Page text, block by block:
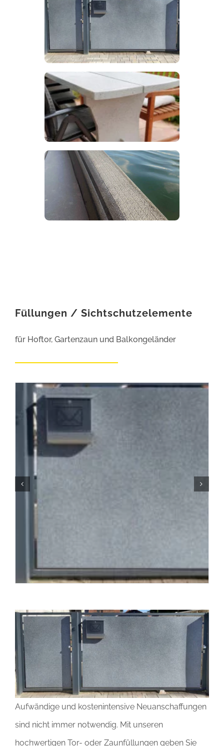
TOR- & ZAUNFÜLLUNG
GARTENMÖBEL
Aus alt mach neu
INDIVIDUELLE LÖSUNG
So wie Sie es brauchen
Füllungen / Sichtschutzelemente
für Hoftor, Gartenzaun und Balkongeländer
Aufwändige und kostenintensive Neuanschaffungen
sind nicht immer notwendig. Mit unseren
hochwertigen Tor- oder Zaunfüllungen geben Sie